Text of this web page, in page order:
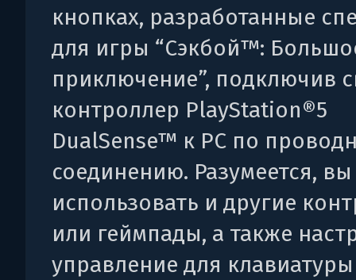
кнопках, разработанные
для игры “Сэкбой™:
приключение”, подключив
контроллер PlayStation®5
DualSense™ к PC по
соединению. Разумеется,
использовать и другие
или геймпады, а также
управление для